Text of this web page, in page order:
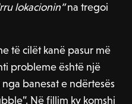
lokacionin”na tregoi
të cilët kanë pasur më
probleme është një
banesat e ndërtesës
Në fillim ky komshi